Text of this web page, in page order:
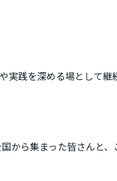
実践を深める場として継
から集まった皆さんと